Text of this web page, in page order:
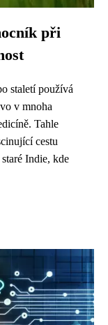
při
staletí používá
v mnoha
Tahle
cestu
Indie, kde